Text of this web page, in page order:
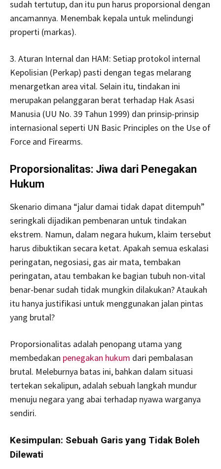
sudah tertutup, dan itu pun harus proporsional dengan
ancamannya. Menembak kepala untuk melindungi
properti (markas).
3. Aturan Internal dan HAM: Setiap protokol internal
Kepolisian (Perkap) pasti dengan tegas melarang
menargetkan area vital. Selain itu, tindakan ini
merupakan pelanggaran berat terhadap Hak Asasi
Manusia (UU No. 39 Tahun 1999) dan prinsip-prinsip
internasional seperti UN Basic Principles on the Use of
Force and Firearms.
Proporsionalitas: Jiwa dari Penegakan
Hukum
Skenario dimana “jalur damai tidak dapat ditempuh”
seringkali dijadikan pembenaran untuk tindakan
ekstrem. Namun, dalam negara hukum, klaim tersebut
harus dibuktikan secara ketat. Apakah semua eskalasi
peringatan, negosiasi, gas air mata, tembakan
peringatan, atau tembakan ke bagian tubuh non-vital
benar-benar sudah tidak mungkin dilakukan? Ataukah
itu hanya justifikasi untuk menggunakan jalan pintas
yang brutal?
Proporsionalitas adalah penopang utama yang
membedakan penegakan hukum dari pembalasan
brutal. Meleburnya batas ini, bahkan dalam situasi
tertekan sekalipun, adalah sebuah langkah mundur
menuju negara yang abai terhadap nyawa warganya
sendiri.
Kesimpulan: Sebuah Garis yang Tidak Boleh
Dilewati